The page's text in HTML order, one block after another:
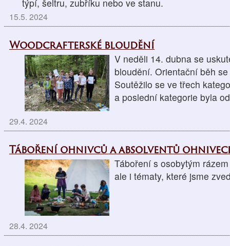
týpí, šeltru, zubříku nebo ve stanu.
15.5. 2024
Woodcrafterské bloudění
V neděli 14. dubna se
bloudění. Orientační běh
Soutěžilo se ve třech
a poslední kategorie byla
29.4. 2024
Táboření ohnivců a absolventů
Táboření s osobytým
ale i tématy, které jsme
28.4. 2024